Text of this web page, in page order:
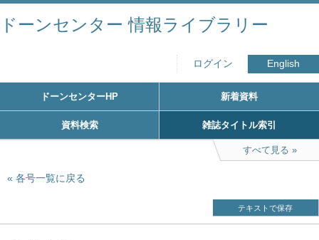
ドーンセンター 情報ライブラリー
ログイン English
ドーンセンターHP 新着資料
資料検索 雑誌タイトル索引
すべて見る
各号一覧に戻る
テキストで保存